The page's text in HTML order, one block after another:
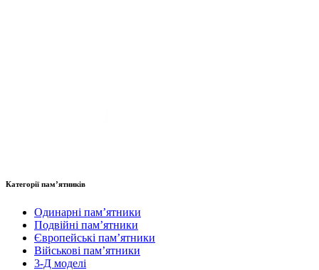
Категорії пам’ятників
Одинарні пам’ятники
Подвійні пам’ятники
Європейські пам’ятники
Військові пам’ятники
3-Д моделі